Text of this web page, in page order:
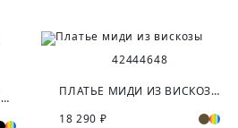
ПЛАТЬЕ-РУБАШКА ИЗ 100% ХЛОПКА
42444648
ПЛАТЬЕ МИДИ ИЗ ВИСКОЗЫ
18 290 ₽